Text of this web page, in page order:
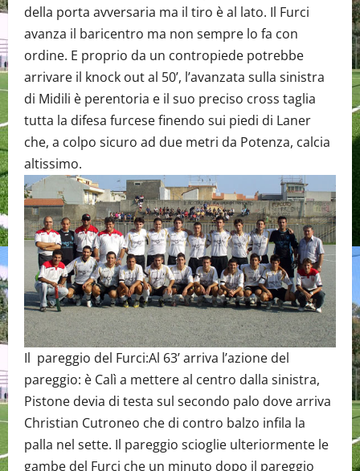
della porta avversaria ma il tiro è al lato. Il Furci
avanza il baricentro ma non sempre lo fa con
ordine. E proprio da un contropiede potrebbe
arrivare il knock out al 50’, l’avanzata sulla sinistra
di Midili è perentoria e il suo preciso cross taglia
tutta la difesa furcese finendo sui piedi di Laner
che, a colpo sicuro ad due metri da Potenza, calcia
altissimo.
Il pareggio del Furci:Al 63’ arriva l’azione del
pareggio: è Calì a mettere al centro dalla sinistra,
Pistone devia di testa sul secondo palo dove arriva
Christian Cutroneo che di contro balzo infila la
palla nel sette. Il pareggio scioglie ulteriormente le
gambe del Furci che un minuto dopo il pareggio